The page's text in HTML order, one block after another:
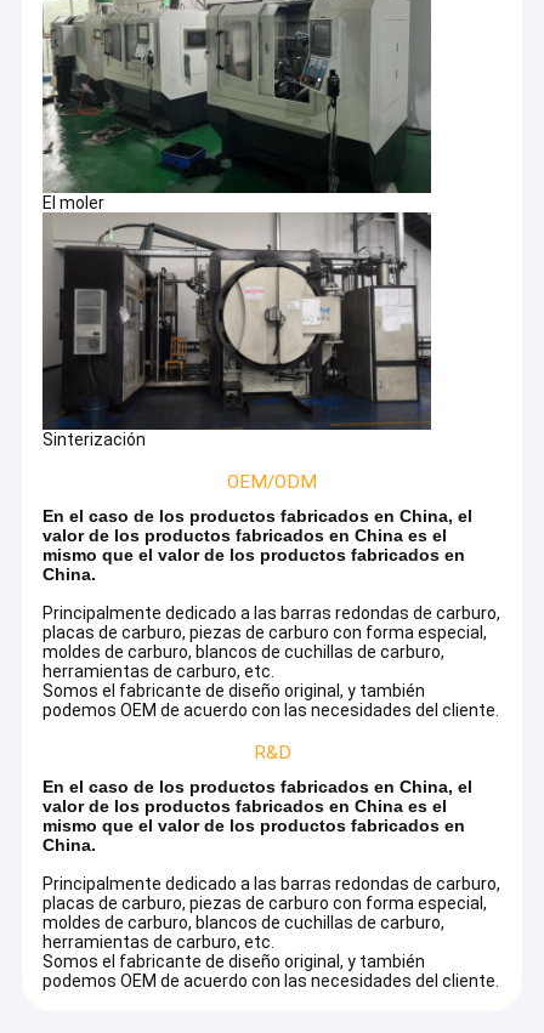
Hogar
Productos
El moler
Sinterización
OEM/ODM
En el caso de los productos fabricados en China, el
valor de los productos fabricados en China es el
mismo que el valor de los productos fabricados en
China.
Principalmente dedicado a las barras redondas de carburo,
placas de carburo, piezas de carburo con forma especial,
moldes de carburo, blancos de cuchillas de carburo,
herramientas de carburo, etc.
Somos el fabricante de diseño original, y también
podemos OEM de acuerdo con las necesidades del cliente.
R&D
En el caso de los productos fabricados en China, el
valor de los productos fabricados en China es el
mismo que el valor de los productos fabricados en
China.
Principalmente dedicado a las barras redondas de carburo,
placas de carburo, piezas de carburo con forma especial,
moldes de carburo, blancos de cuchillas de carburo,
herramientas de carburo, etc.
Somos el fabricante de diseño original, y también
podemos OEM de acuerdo con las necesidades del cliente.
En el caso de los productos fabricados en China, el valor de
los productos fabricados en China es el mismo que el valor
de los productos fabricados en China.